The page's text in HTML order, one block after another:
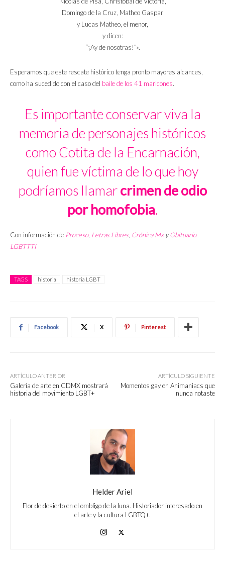
Domingo de la Cruz, Matheo Gaspar
y Lucas Matheo, el menor,
y dicen:
“¡Ay de nosotras!”».
Esperamos que este rescate histórico tenga pronto mayores alcances,
como ha sucedido con el caso del baile de los 41 maricones.
Es importante conservar viva la
memoria de personajes históricos
como Cotita de la Encarnación,
quien fue víctima de lo que hoy
podríamos llamarcrimen de odio
por homofobia.
Con información de Proceso, Letras Libres Crónica MxyObituario
LGBTTTI
TAGS historia historia LGBT
Facebook X Pinterest
ARTÍCULO ANTERIOR
Galería de arte en CDMX mostrará
historia del movimiento LGBT+
ARTÍCULO SIGUIENTE
Momentos gay en Animaniacs que
nunca notaste
Helder Ariel
Flor de desierto en el ombligo de la luna. Historiador interesado en
el arte y la cultura LGBTQ+.